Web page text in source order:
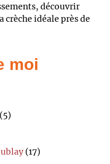
découvrir
idéale près de
moi
(5)
(17)